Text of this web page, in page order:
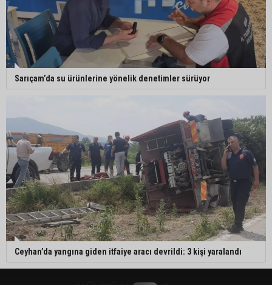
Sarıçam’da su ürünlerine yönelik denetimler sürüyor
Ceyhan’da yangına giden itfaiye aracı devrildi: 3 kişi yaralandı